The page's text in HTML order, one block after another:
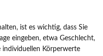
ist es wichtig, dass Sie
eingeben, etwa Geschlecht,
individuellen Körperwerte